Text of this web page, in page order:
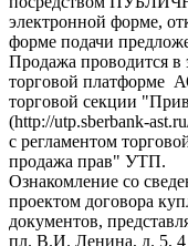
электронной форме,
форме подачи
Продажа проводится в
торговой платформе
торговой секции
(http://utp.sberbank-
с регламентом
продажа прав" УТП.
Ознакомление со
проектом договора
документов,
пл. В.И. Ленина, д. 5, 4